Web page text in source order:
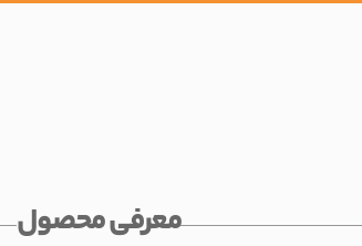
معرفی محصول